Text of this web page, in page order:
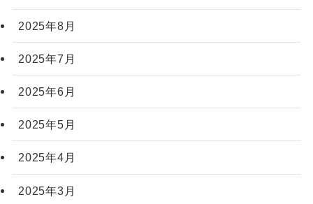
2025年8月
2025年7月
2025年6月
2025年5月
2025年4月
2025年3月